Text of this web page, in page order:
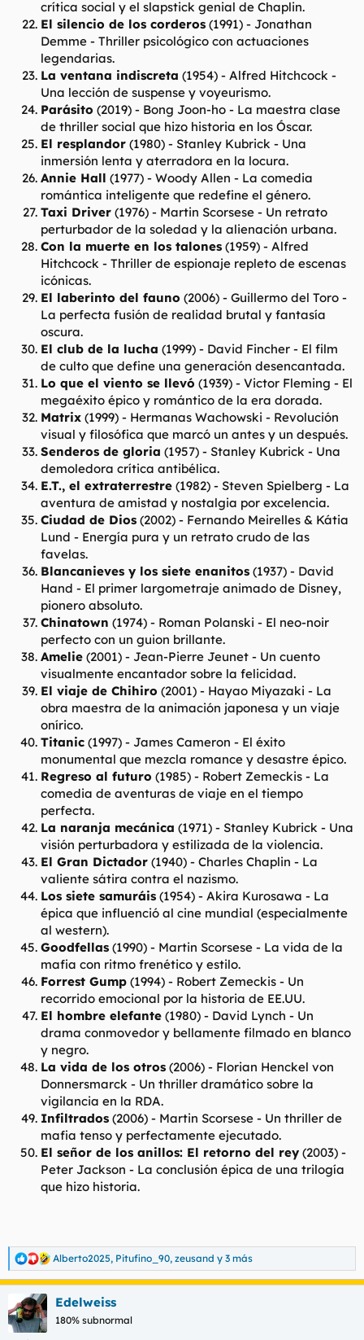
crítica social y el slapstick genial de Chaplin.
El silencio de los corderos (1991) - Jonathan
Demme - Thriller psicológico con actuaciones
legendarias.
La ventana indiscreta (1954) - Alfred Hitchcock -
Una lección de suspense y voyeurismo.
Parásito (2019) - Bong Joon-ho - La maestra clase
de thriller social que hizo historia en los Óscar.
El resplandor (1980) - Stanley Kubrick - Una
inmersión lenta y aterradora en la locura.
Annie Hall (1977) - Woody Allen - La comedia
romántica inteligente que redefine el género.
Taxi Driver (1976) - Martin Scorsese - Un retrato
perturbador de la soledad y la alienación urbana.
Con la muerte en los talones (1959) - Alfred
Hitchcock - Thriller de espionaje repleto de escenas
icónicas.
El laberinto del fauno (2006) - Guillermo del Toro -
La perfecta fusión de realidad brutal y fantasía
oscura.
El club de la lucha (1999) - David Fincher - El film
de culto que define una generación desencantada.
Lo que el viento se llevó (1939) - Victor Fleming - El
megaéxito épico y romántico de la era dorada.
Matrix (1999) - Hermanas Wachowski - Revolución
visual y filosófica que marcó un antes y un después.
Senderos de gloria (1957) - Stanley Kubrick - Una
demoledora crítica antibélica.
E.T., el extraterrestre (1982) - Steven Spielberg - La
aventura de amistad y nostalgia por excelencia.
Ciudad de Dios (2002) - Fernando Meirelles & Kátia
Lund - Energía pura y un retrato crudo de las
favelas.
Blancanieves y los siete enanitos (1937) - David
Hand - El primer largometraje animado de Disney,
pionero absoluto.
Chinatown (1974) - Roman Polanski - El neo-noir
perfecto con un guion brillante.
Amelie (2001) - Jean-Pierre Jeunet - Un cuento
visualmente encantador sobre la felicidad.
El viaje de Chihiro (2001) - Hayao Miyazaki - La
obra maestra de la animación japonesa y un viaje
onírico.
Titanic (1997) - James Cameron - El éxito
monumental que mezcla romance y desastre épico.
Regreso al futuro (1985) - Robert Zemeckis - La
comedia de aventuras de viaje en el tiempo
perfecta.
La naranja mecánica (1971) - Stanley Kubrick - Una
visión perturbadora y estilizada de la violencia.
El Gran Dictador (1940) - Charles Chaplin - La
valiente sátira contra el nazismo.
Los siete samuráis (1954) - Akira Kurosawa - La
épica que influenció al cine mundial (especialmente
al western).
Goodfellas (1990) - Martin Scorsese - La vida de la
mafia con ritmo frenético y estilo.
Forrest Gump (1994) - Robert Zemeckis - Un
recorrido emocional por la historia de EE.UU.
El hombre elefante (1980) - David Lynch - Un
drama conmovedor y bellamente filmado en blanco
y negro.
La vida de los otros (2006) - Florian Henckel von
Donnersmarck - Un thriller dramático sobre la
vigilancia en la RDA.
Infiltrados (2006) - Martin Scorsese - Un thriller de
mafia tenso y perfectamente ejecutado.
El señor de los anillos: El retorno del rey (2003) -
Peter Jackson - La conclusión épica de una trilogía
que hizo historia.
R
e
a
c
c
i
Alberto2025, Pitufino_90, zeusand y 3 más
Edelweiss
180% subnormal